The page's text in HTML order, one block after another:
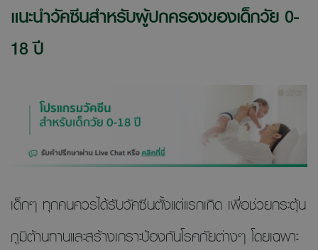
แนะนำวัคซีนสำหรับผู้ปกครองของเด็กวัย 0-
18 ปี
เด็กๆ ทุกคนควรได้รับวัคซีนตั้งแต่แรกเกิด เพื่อช่วยกระตุ้น
ภูมิต้านทานและสร้างเกราะป้องกันโรคภัยต่างๆ โดยเฉพาะ